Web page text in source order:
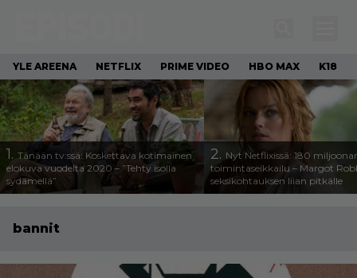
YLE AREENA NETFLIX PRIME VIDEO HBO MAX K18
1. Tänään tv:ssä: Koskettava kotimainen
elokuva vuodelta 2020 – ”Tehty isolla
sydämellä”
2. Nyt Netflixissä: 180
toimintaseikkailu – Margot
seksikohtauksen liian pitkälle
bannit